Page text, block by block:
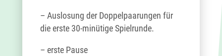
– Auslosung der Doppelpaarungen für
die erste 30-minütige Spielrunde.
– erste Pause